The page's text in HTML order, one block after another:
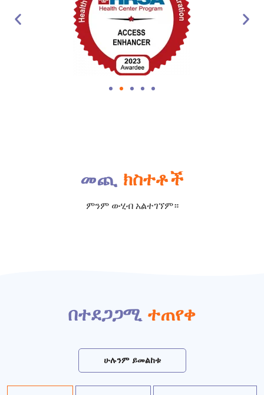
መጪ ክስተቶች
ምንም ውሂብ አልተገኘም።
በተደጋጋሚ ተጠየቀ
ሁሉንም ይመልከቱ